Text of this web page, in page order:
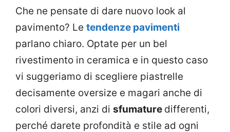
Che ne pensate di dare nuovo look al
pavimento? Le tendenze pavimenti
parlano chiaro. Optate per un bel
rivestimento in ceramica e in questo caso
vi suggeriamo di scegliere piastrelle
decisamente oversize e magari anche di
colori diversi, anzi di sfumature differenti,
perché darete profondità e stile ad ogni